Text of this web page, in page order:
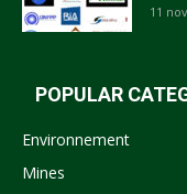
11
POPULAR
Environnement
Mines